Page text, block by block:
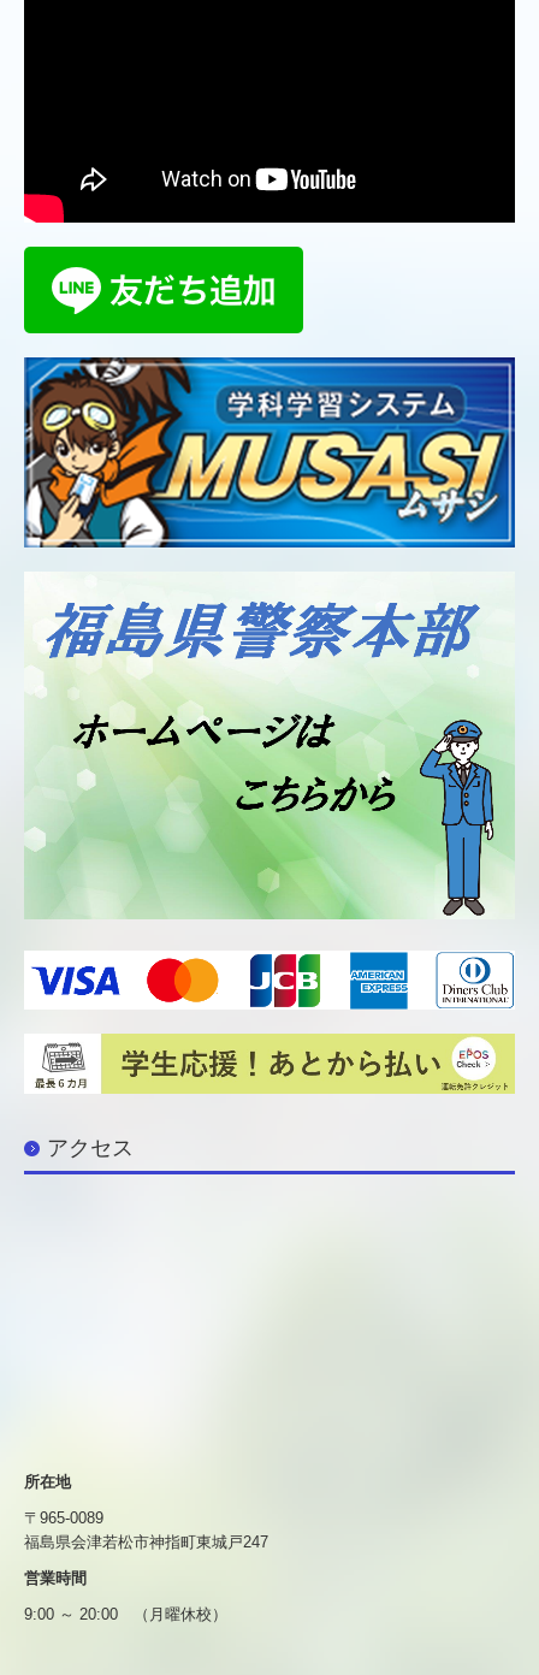
アクセス
所在地
〒965-0089
福島県会津若松市神指町東城戸247
営業時間
9:00 ～ 20:00 （月曜休校）